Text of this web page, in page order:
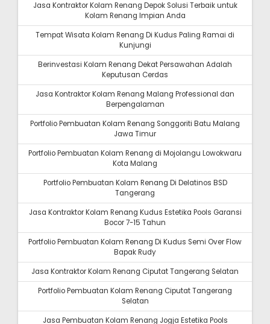
Jasa Kontraktor Kolam Renang Depok Solusi Terbaik untuk
Kolam Renang Impian Anda
Tempat Wisata Kolam Renang Di Kudus Paling Ramai di
Kunjungi
Berinvestasi Kolam Renang Dekat Persawahan Adalah
Keputusan Cerdas
Jasa Kontraktor Kolam Renang Malang Professional dan
Berpengalaman
Portfolio Pembuatan Kolam Renang Songgoriti Batu Malang
Jawa Timur
Portfolio Pembuatan Kolam Renang di Mojolangu Lowokwaru
Kota Malang
Portfolio Pembuatan Kolam Renang Di Delatinos BSD
Tangerang
Jasa Kontraktor Kolam Renang Kudus Estetika Pools Garansi
Bocor 7-15 Tahun
Portfolio Pembuatan Kolam Renang Di Kudus Semi Over Flow
Bapak Rudy
Jasa Kontraktor Kolam Renang Ciputat Tangerang Selatan
Portfolio Pembuatan Kolam Renang Ciputat Tangerang
Selatan
Jasa Pembuatan Kolam Renang Jogja Estetika Pools